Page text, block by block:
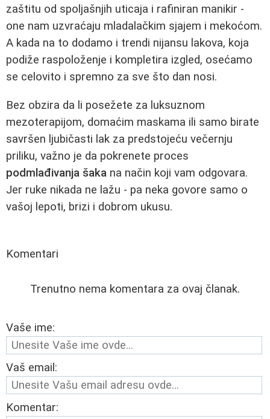
zaštitu od spoljašnjih uticaja i rafiniran manikir -
one nam uzvraćaju mladalačkim sjajem i mekoćom.
A kada na to dodamo i trendi nijansu lakova, koja
podiže raspoloženje i kompletira izgled, osećamo
se celovito i spremno za sve što dan nosi.
Bez obzira da li posežete za luksuznom
mezoterapijom, domaćim maskama ili samo birate
savršen ljubičasti lak za predstojeću večernju
priliku, važno je da pokrenete proces
podmlađivanja šaka na način koji vam odgovara.
Jer ruke nikada ne lažu - pa neka govore samo o
vašoj lepoti, brizi i dobrom ukusu.
Komentari
Trenutno nema komentara za ovaj članak.
Vaše ime:
Vaš email:
Komentar: